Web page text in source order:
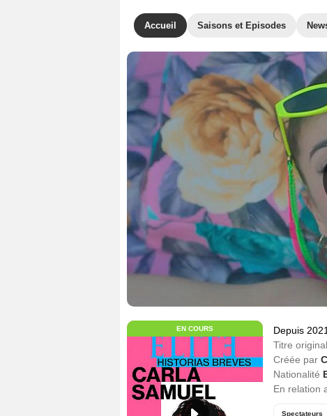
Accueil Saisons et Episodes
EN COURS Depuis 2021
Titre
Créée par
Nationalité
En relation
Spectateurs